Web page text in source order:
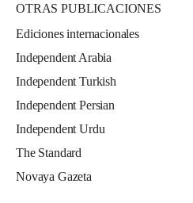
OTRAS PUBLICACIONES
Ediciones internacionales
Independent Arabia
Independent Turkish
Independent Persian
Independent Urdu
The Standard
Novaya Gazeta